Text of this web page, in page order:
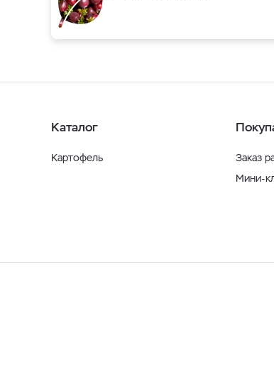
Каталог
Картофель
Заказ
Мини-